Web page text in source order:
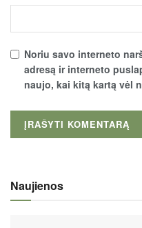
Noriu savo interneto
adresą ir interneto
naujo, kai kitą kartą vėl
Naujienos